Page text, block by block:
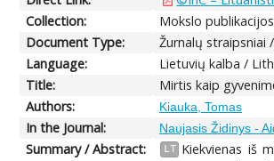
Collection:
Mokslo
Document Type:
Žurnalų straipsniai
Language:
Lietuvių kalba /
Title:
Mirtis kaip
Authors:
Kiauka, Tomas
In the Journal: Naujasis Židinys -
Summary / Abstract:
LT Kiekvienas iš